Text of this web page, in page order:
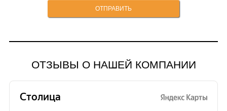
ОТЗЫВЫ О НАШЕЙ КОМПАНИИ